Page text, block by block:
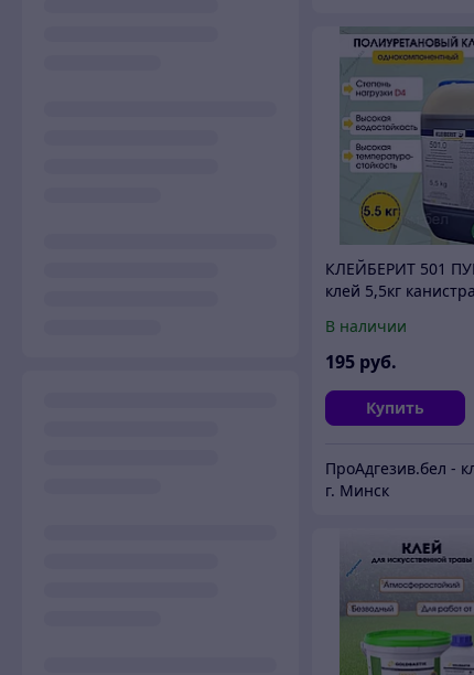
КЛЕЙБЕРИТ 501
клей 5,5кг канистра
В наличии
195 руб.
Купить
г. Минск